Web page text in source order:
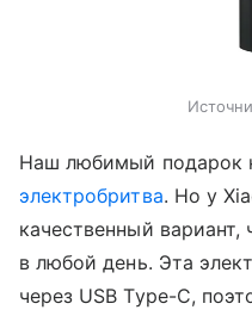
Наш любимый подарок
электробритва. Но у
качественный
в любой день. Эта
через USB Type-C,